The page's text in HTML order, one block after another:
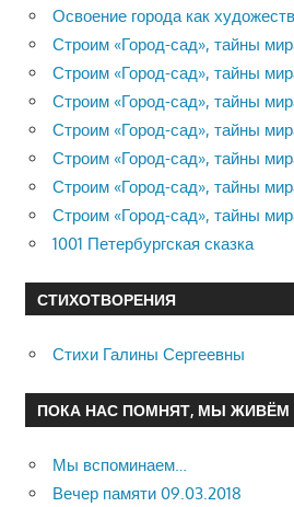
Освоение города как
Строим «Город-сад», тайны
Строим «Город-сад», тайны
Строим «Город-сад», тайны
Строим «Город-сад», тайны
Строим «Город-сад», тайны
Строим «Город-сад», тайны
Строим «Город-сад», тайны
1001 Петербургская сказка
СТИХОТВОРЕНИЯ
Стихи Галины Сергеевны
ПОКА НАС ПОМНЯТ, МЫ ЖИВЁМ
Мы вспоминаем…
Вечер памяти 09.03.2018